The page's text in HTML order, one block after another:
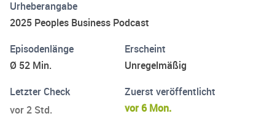
Urheberangabe
2025 Peoples Business Podcast
Episodenlänge
Ø 52 Min.
Erscheint
Unregelmäßig
Letzter Check
vor 2 Std.
Zuerst veröffentlicht
vor 6 Mon.